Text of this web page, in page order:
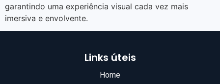
garantindo uma experiência visual cada vez mais
imersiva e envolvente.
Links úteis
Home